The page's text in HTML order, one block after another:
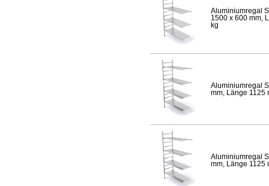
Aluminiumregal
1500 x 600 mm,
kg
Aluminiumregal
mm, Länge 1125
Aluminiumregal
mm, Länge 1125